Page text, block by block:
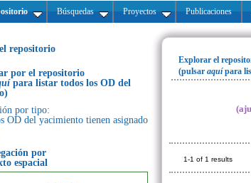
Búsquedas Proyectos Publicaciones
repositorio
por el repositorio
para listar todos los OD del
por tipo:
OD del yacimiento tienen asignado
por
espacial
Explorar el
(pulsar aquípara
1-1 of 1 results